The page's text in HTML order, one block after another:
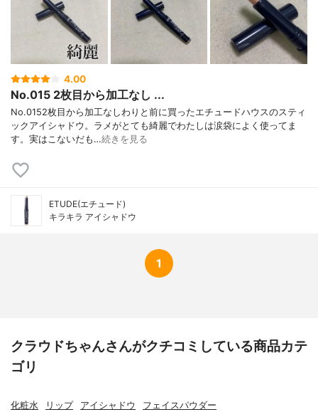
4.00
No.015 2枚目から加工なし ...
No.0152枚目から加工なしわりと前に買ったエチュードハウスのスティ
ックアイシャドウ。ラメがとても綺麗でわたしは涙袋によく使ってま
す。実はこないだも…続きを見る
ETUDE(エチュード)
キラキラ アイシャドウ
1
クラウドちゃんさんがクチコミしている商品カテ
ゴリ
化粧水 リップ アイシャドウ フェイスパウダー